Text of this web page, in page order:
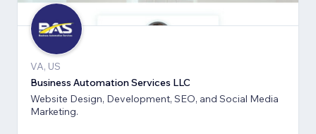
VA, US
Business Automation Services LLC
Website Design, Development, SEO, and Social Media
Marketing.